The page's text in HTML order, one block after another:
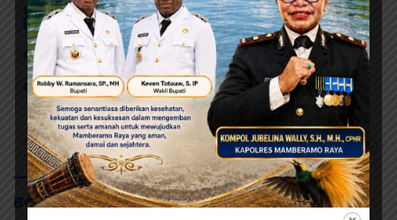
# Kelompok Penyelenggara Pemungutan Suara
(KPPS)
# KPU Kabupaten Jayapura
# Simulasi Pemungutan Suara
Baca Juga